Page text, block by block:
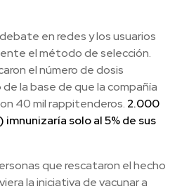
en redes y los usuarios
el método de selección.
el número de dosis
la base de que la compañía
40 mil rappitenderos. 2.000
solo al 5% de sus
que rescataron el hecho
la iniciativa de vacunar a